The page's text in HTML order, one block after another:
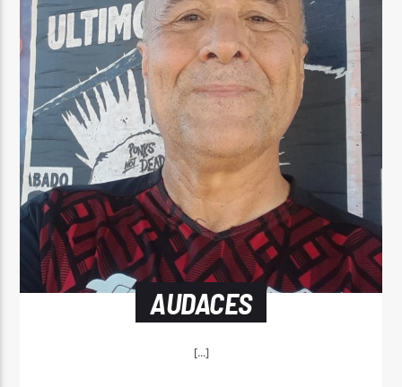
AUDACES
[...]